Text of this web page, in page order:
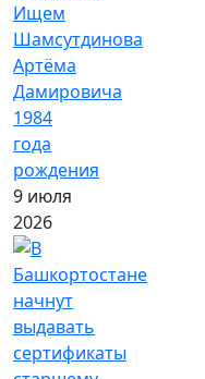
Ищем
Шамсутдинова
Артёма
Дамировича
1984
года
рождения
9 июля
2026